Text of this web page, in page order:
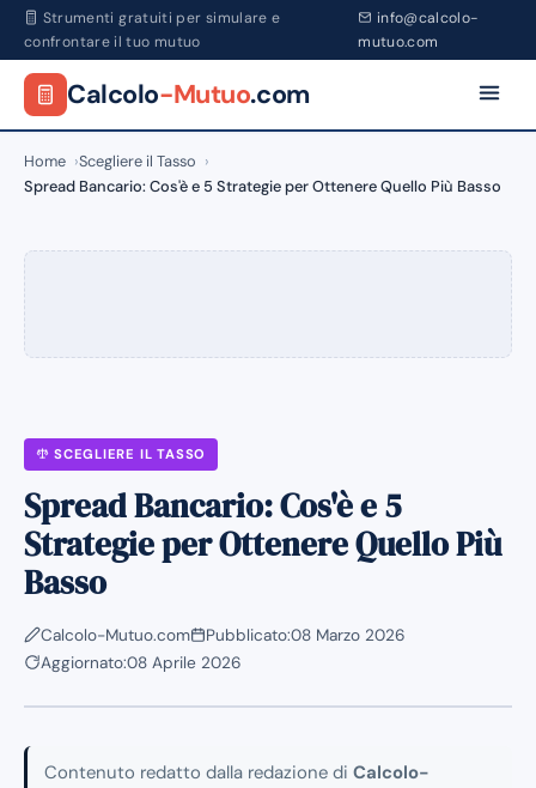
Strumenti gratuiti per simulare e
confrontare il tuo mutuo
info@calcolo-
mutuo.com
Calcolo-Mutuo.com
Home
Scegliere il Tasso
Spread Bancario: Cos'è e 5 Strategie per Ottenere Quello Più Basso
SCEGLIERE IL TASSO
Spread Bancario: Cos'è e 5
Strategie per Ottenere Quello Più
Basso
Calcolo-Mutuo.com Pubblicato:08 Marzo 2026
Aggiornato:08 Aprile 2026
Contenuto redatto dalla redazione di Calcolo-